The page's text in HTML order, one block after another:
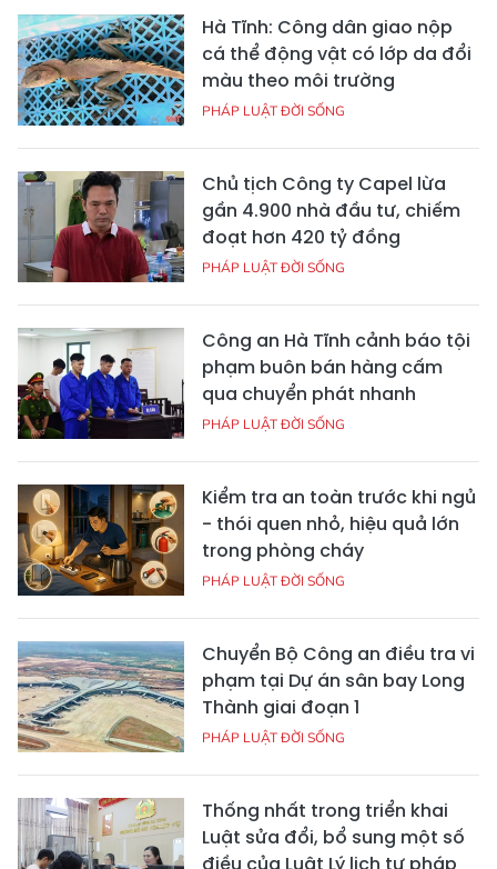
Hà Tĩnh: Công dân giao nộp
cá thể động vật có lớp da đổi
màu theo môi trường
PHÁP LUẬT ĐỜI SỐNG
Chủ tịch Công ty Capel lừa
gần 4.900 nhà đầu tư, chiếm
đoạt hơn 420 tỷ đồng
PHÁP LUẬT ĐỜI SỐNG
Công an Hà Tĩnh cảnh báo tội
phạm buôn bán hàng cấm
qua chuyển phát nhanh
PHÁP LUẬT ĐỜI SỐNG
Kiểm tra an toàn trước khi ngủ
- thói quen nhỏ, hiệu quả lớn
trong phòng cháy
PHÁP LUẬT ĐỜI SỐNG
Chuyển Bộ Công an điều tra vi
phạm tại Dự án sân bay Long
Thành giai đoạn 1
PHÁP LUẬT ĐỜI SỐNG
Thống nhất trong triển khai
Luật sửa đổi, bổ sung một số